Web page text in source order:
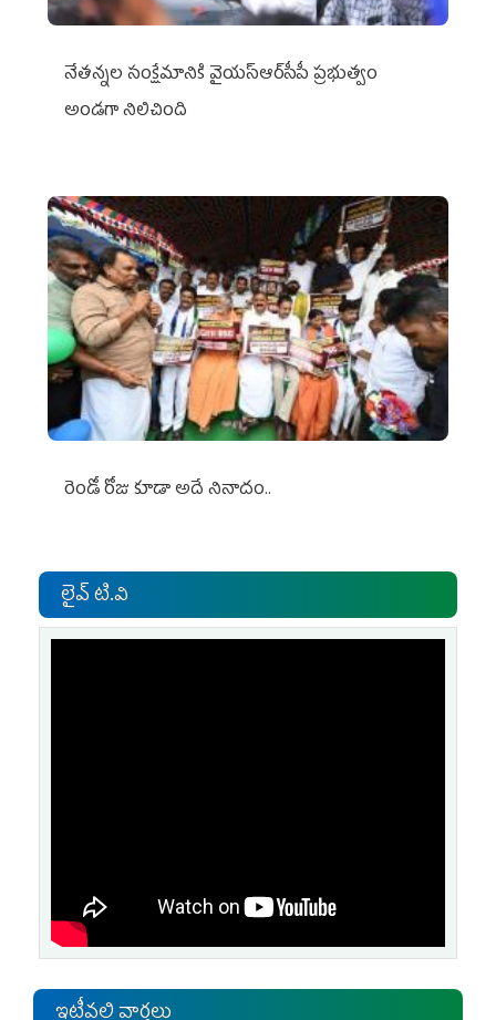
నేతన్నల సంక్షేమానికి వైయ‌స్ఆర్‌సీపీ ప్రభుత్వం
అండగా నిలిచింది
రెండో రోజు కూడా అదే నినాదం..
లైవ్ టి.వి